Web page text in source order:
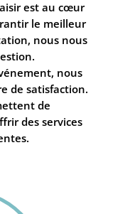
est au cœur
le meilleur
nous nous
nous
de satisfaction.
de
des services